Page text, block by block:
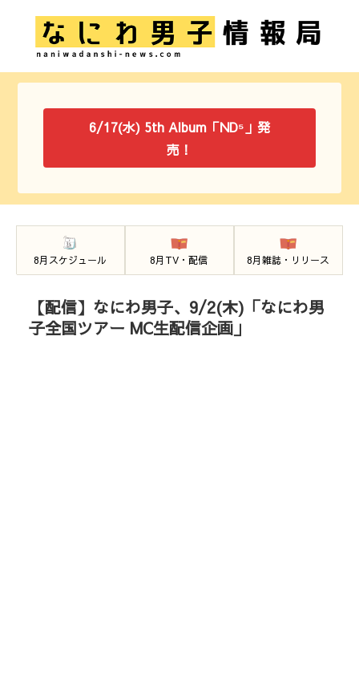
6/17(水) 5th Album「ND⁵」発
売！
8月スケジュール 8月TV・配信 8月雑誌・リリース
【配信】なにわ男子、9/2(木)「なにわ男
子全国ツアー MC生配信企画」